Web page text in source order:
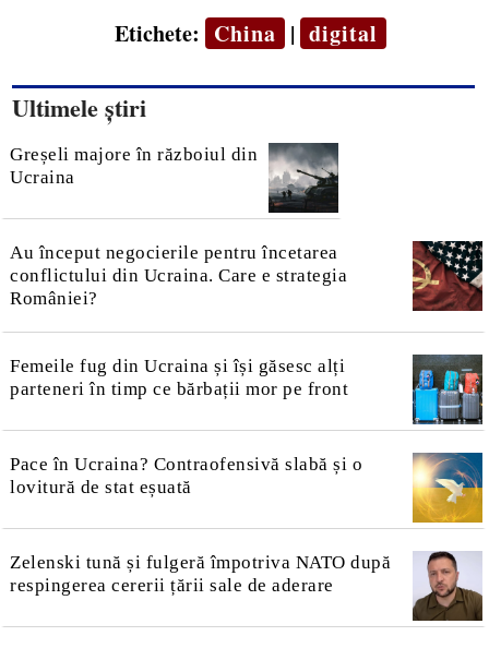
Etichete: China | digital
Ultimele știri
Greșeli majore în războiul din
Ucraina
Au început negocierile pentru încetarea
conflictului din Ucraina. Care e strategia
României?
Femeile fug din Ucraina și își găsesc alți
parteneri în timp ce bărbații mor pe front
Pace în Ucraina? Contraofensivă slabă și o
lovitură de stat eșuată
Zelenski tună și fulgeră împotriva NATO după
respingerea cererii țării sale de aderare